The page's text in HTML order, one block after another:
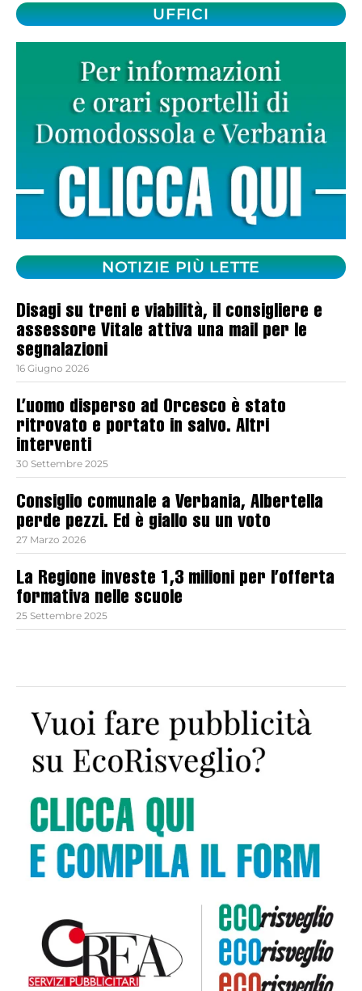
UFFICI
NOTIZIE PIÙ LETTE
Disagi su treni e viabilità, il consigliere e
assessore Vitale attiva una mail per le
segnalazioni
16 Giugno 2026
L’uomo disperso ad Orcesco è stato
ritrovato e portato in salvo. Altri
interventi
30 Settembre 2025
Consiglio comunale a Verbania, Albertella
perde pezzi. Ed è giallo su un voto
27 Marzo 2026
La Regione investe 1,3 milioni per l’offerta
formativa nelle scuole
25 Settembre 2025